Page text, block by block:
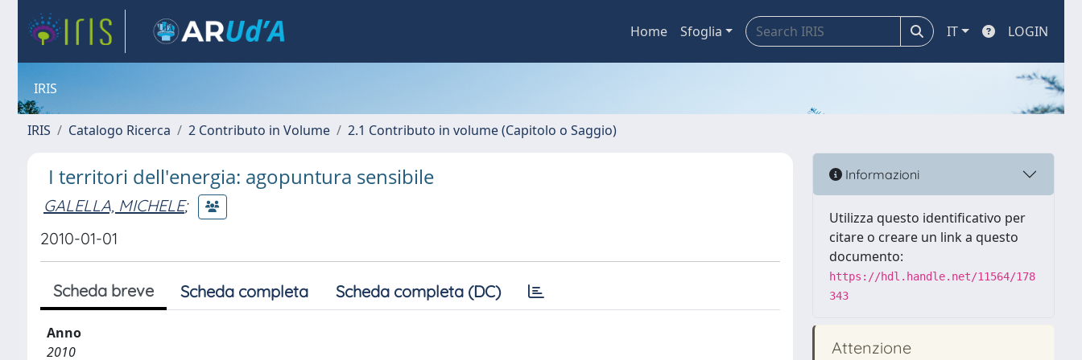
Home Sfoglia IT LOGIN
IRIS
IRIS Catalogo Ricerca 2 Contributo in Volume 2.1 Contributo in volume (Capitolo o Saggio)
I territori dell'energia: agopuntura sensibile
GALELLA, MICHELE;
2010-01-01
Scheda breve Scheda completa Scheda completa (DC)
Anno
2010
Informazioni
Utilizza questo identificativo per
citare o creare un link a questo
documento:
https://hdl.handle.net/11564/178
343
Attenzione